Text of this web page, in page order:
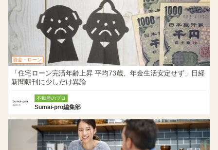
資金・ローン
「住宅ローン完済年齢上昇 平均73歳、年金生活安定せず」日経
新聞朝刊に少しだけ異論
不動産のプロ
Sumai-pro編集部